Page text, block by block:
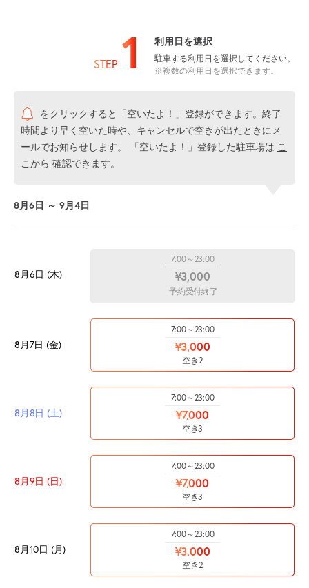
STEP 1 利用日を選択
駐車する利用日を選択してください。
※複数の利用日を選択できます。
をクリックすると「空いたよ！」登録ができます。終了
時間より早く空いた時や、キャンセルで空きが出たときにメ
ールでお知らせします。 「空いたよ！」登録した駐車場は こ
こから 確認できます。
8月6日 ～ 9月4日
8月6日 (木)
7:00～23:00
¥3,000
予約受付終了
8月7日 (金)
7:00～23:00
¥3,000
空き2
8月8日 (土)
7:00～23:00
¥7,000
空き3
8月9日 (日)
7:00～23:00
¥7,000
空き3
8月10日 (月)
7:00～23:00
¥3,000
空き2